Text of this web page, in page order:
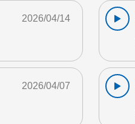
2026/04/14
2026/04/07